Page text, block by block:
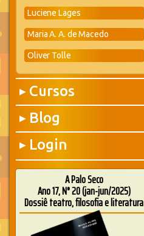
Luciene Lages
Maria A. A. de Macedo
Oliver Tolle
▶ Cursos
▶ Blog
▶ Login
A Palo Seco
Ano 17, N° 20 (jan-jun/2025)
Dossiê teatro, filosofia e literatura